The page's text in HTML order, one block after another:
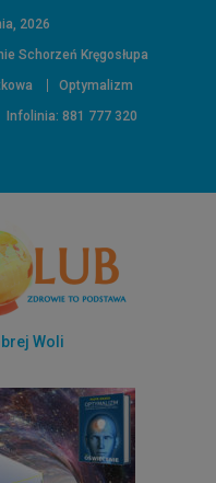
2026
Schorzeń Kręgosłupa
Optymalizm
Infolinia: 881 777 320
Woli